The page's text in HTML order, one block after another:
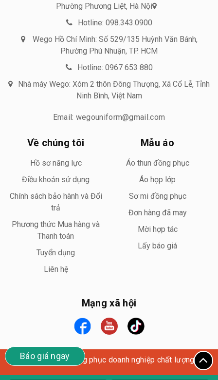
Báo giá ngay
Phường Phương Liệt, Hà Nội
Hotline: 098.343.0900
Wego Hồ Chí Minh: Số 529/135 Huỳnh Văn Bánh,
Phường Phú Nhuận, TP. HCM
Hotline: 0967 653 880
Nhà máy Wego: Xóm 2 thôn Đông Thượng, Xã Cổ Lễ, Tỉnh
Ninh Bình, Việt Nam
Email: wegouniform@gmail.com
Về chúng tôi
Hồ sơ năng lực
Điều khoản sử dụng
Chính sách bảo hành và Đổi
trả
Phương thức Mua hàng và
Thanh toán
Tuyển dụng
Liên hệ
Mẫu áo
Áo thun đồng phục
Áo họp lớp
Sơ mi đồng phục
Đơn hàng đã may
Mời hợp tác
Lấy báo giá
Mạng xã hội
Wego Uniform – Đồng phục doanh nghiệp chất lượng cao